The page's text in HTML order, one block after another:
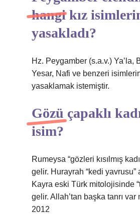
hangi kız
yasakladı?
Hz. Peygamber (s.a.v.) Ya’la,
Yesar, Nafi ve benzeri isimlerin
yasaklamak istemiştir.
Gözü çapaklı
isim?
Rumeysa “gözleri kısılmış
gelir. Hurayrah “kedi yavrusu”
Kayra eski Türk mitolojisinde
gelir. Allah’tan başka tanrı var
2012